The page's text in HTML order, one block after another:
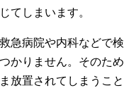
てしまいます。
急病院や内科などで
かりません。そのた
放置されてしまうこと